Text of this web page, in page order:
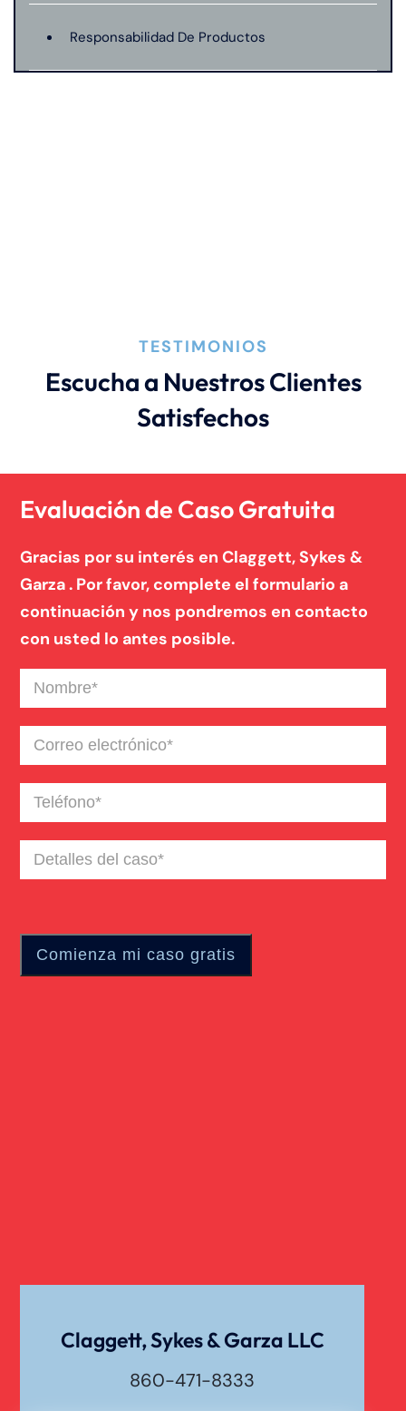
Responsabilidad De Productos
TESTIMONIOS
Escucha a Nuestros Clientes
Satisfechos
Evaluación de Caso Gratuita
Gracias por su interés en Claggett, Sykes &
Garza . Por favor, complete el formulario a
continuación y nos pondremos en contacto
con usted lo antes posible.
Nombre(Required)
Correo
electrónico(Required)
Teléfono(Required)
Detalles
del
Claggett, Sykes & Garza LLC
860-471-8333